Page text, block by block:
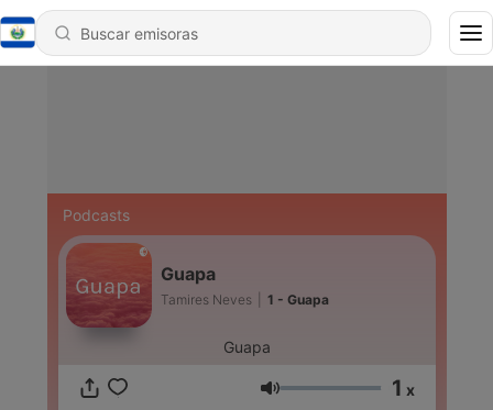
Podcasts
Guapa
Tamires Neves 1 - Guapa
Guapa
Volumen 1 x